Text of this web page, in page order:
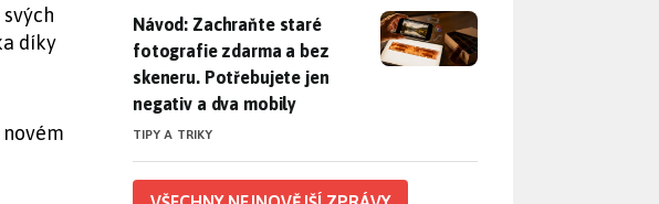
díky
Návod: Zachraňte staré fotografie zdarma a bez skeneru.
Návod: Zachraňte staré
fotografie zdarma a bez
skeneru. Potřebujete jen
negativ a dva mobily
TIPY A TRIKY